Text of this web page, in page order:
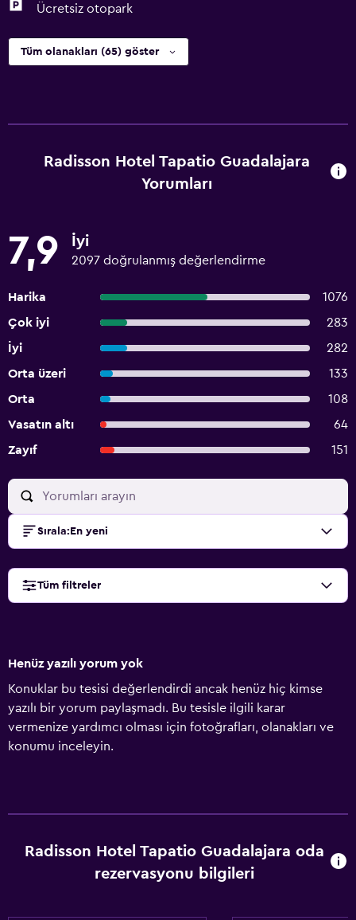
Ücretsiz otopark
Tüm olanakları (65) göster
Radisson Hotel Tapatio Guadalajara
Yorumları
7,9 İyi
2097 doğrulanmış değerlendirme
Harika
1076
Çok iyi
283
İyi
282
Orta üzeri
133
Orta
108
Vasatın altı
64
Zayıf
151
Sırala: En yeni
Tüm filtreler
Henüz yazılı yorum yok
Konuklar bu tesisi değerlendirdi ancak henüz hiç kimse
yazılı bir yorum paylaşmadı. Bu tesisle ilgili karar
vermenize yardımcı olması için fotoğrafları, olanakları ve
konumu inceleyin.
Radisson Hotel Tapatio Guadalajara oda
rezervasyonu bilgileri